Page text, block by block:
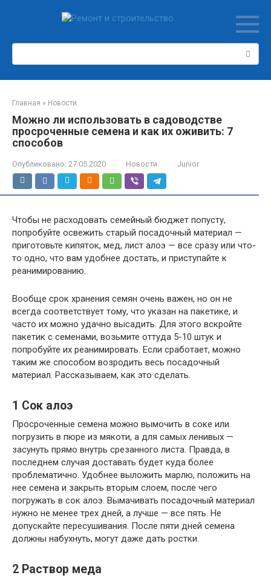
Поиск:
Главная » Новости
Можно ли использовать в садоводстве
просроченные семена и как их оживить: 7
способов
Опубликовано: 27.05.2020 Новости Junior
Чтобы не расходовать семейный бюджет попусту,
попробуйте освежить старый посадочный материал —
приготовьте кипяток, мед, лист алоэ — все сразу или что-
то одно, что вам удобнее достать, и приступайте к
реанимированию.
Вообще срок хранения семян очень важен, но он не
всегда соответствует тому, что указан на пакетике, и
часто их можно удачно высадить. Для этого вскройте
пакетик с семенами, возьмите оттуда 5-10 штук и
попробуйте их реанимировать. Если сработает, можно
таким же способом возродить весь посадочный
материал. Рассказываем, как это сделать.
1 Сок алоэ
Просроченные семена можно вымочить в соке или
погрузить в пюре из мякоти, а для самых ленивых —
засунуть прямо внутрь срезанного листа. Правда, в
последнем случая доставать будет куда более
проблематично. Удобнее выложить марлю, положить на
нее семена и закрыть вторым слоем, после чего
погружать в сок алоэ. Вымачивать посадочный материал
нужно не менее трех дней, а лучше — все пять. Не
допускайте пересушивания. После пяти дней семена
должны набухнуть, могут даже дать ростки.
2 Раствор меда